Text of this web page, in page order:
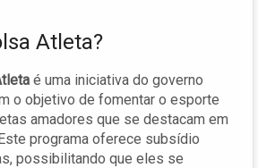
Atleta?
é uma iniciativa do governo
o objetivo de fomentar o esporte
amadores que se destacam em
programa oferece subsídio
possibilitando que eles se